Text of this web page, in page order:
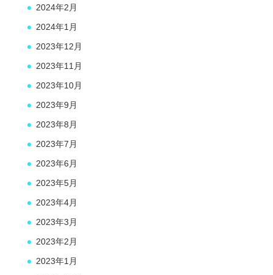
2024年2月
2024年1月
2023年12月
2023年11月
2023年10月
2023年9月
2023年8月
2023年7月
2023年6月
2023年5月
2023年4月
2023年3月
2023年2月
2023年1月